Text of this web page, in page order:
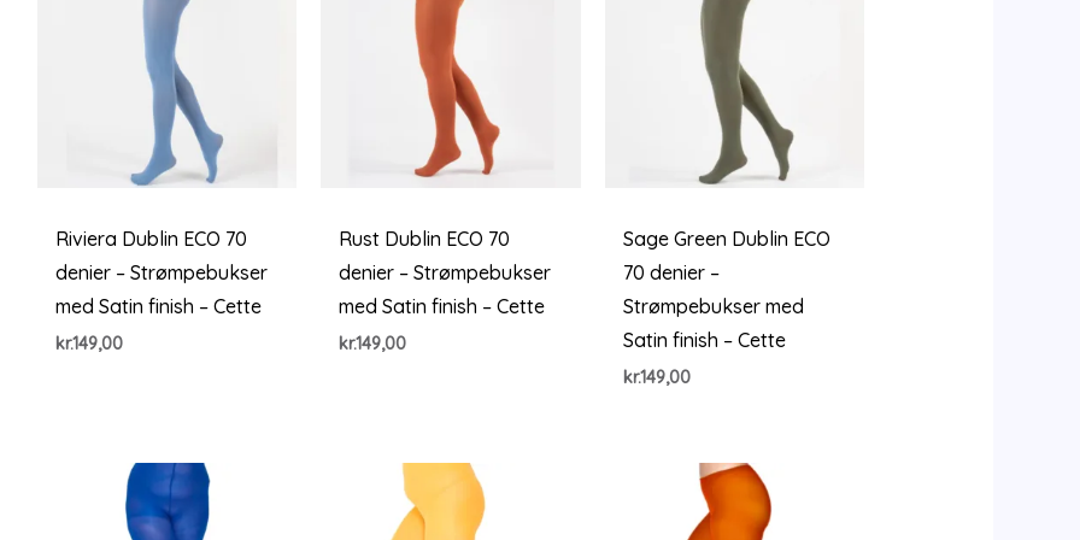
Riviera Dublin ECO 70
denier – Strømpebukser
med Satin finish – Cette
kr.149,00
Rust Dublin ECO 70
denier – Strømpebukser
med Satin finish – Cette
kr.149,00
Sage Green Dublin ECO
70 denier –
Strømpebukser med
Satin finish – Cette
kr.149,00